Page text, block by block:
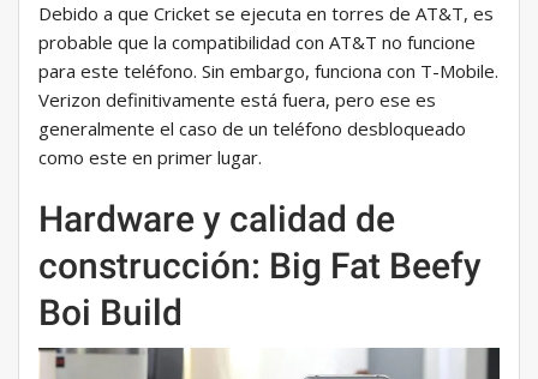
Debido a que Cricket se ejecuta en torres de AT&T, es
probable que la compatibilidad con AT&T no funcione
para este teléfono. Sin embargo, funciona con T-Mobile.
Verizon definitivamente está fuera, pero ese es
generalmente el caso de un teléfono desbloqueado
como este en primer lugar.
Hardware y calidad de
construcción: Big Fat Beefy
Boi Build